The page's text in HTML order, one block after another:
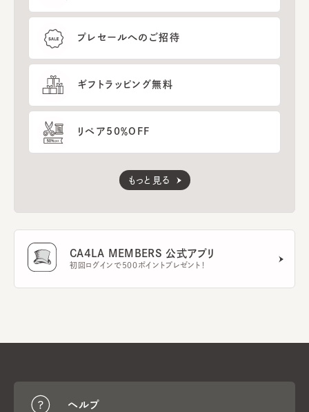
プレセールへのご招待
ギフトラッピング無料
リペア50％OFF
もっと見る
CA4LA MEMBERS 公式アプリ
初回ログインで500ポイントプレゼント！
ヘルプ